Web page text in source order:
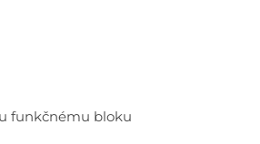
funkčnému bloku